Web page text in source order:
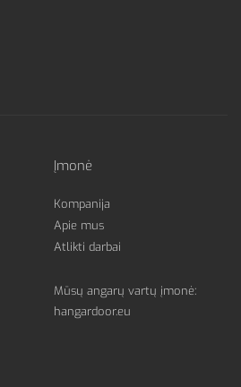
Įmonė
Kompanija
Apie mus
Atlikti darbai
Mūsų angarų vartų įmonė:
hangardoor.eu